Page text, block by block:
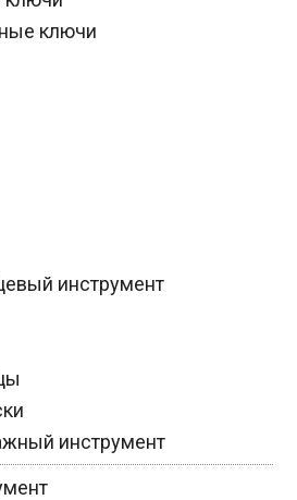
ключи
инструмент
инструмент